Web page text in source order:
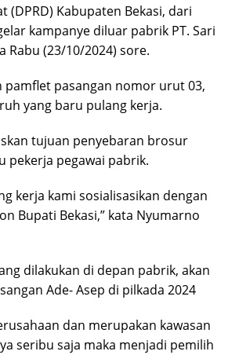
(DPRD) Kabupaten Bekasi, dari
kampanye diluar pabrik PT. Sari
Rabu (23/10/2024) sore.
pasangan nomor urut 03,
yang baru pulang kerja.
tujuan penyebaran brosur
pekerja pegawai pabrik.
kerja kami sosialisasikan dengan
Bupati Bekasi,” kata Nyumarno
dilakukan di depan pabrik, akan
Ade- Asep di pilkada 2024
dan merupakan kawasan
seribu saja maka menjadi pemilih